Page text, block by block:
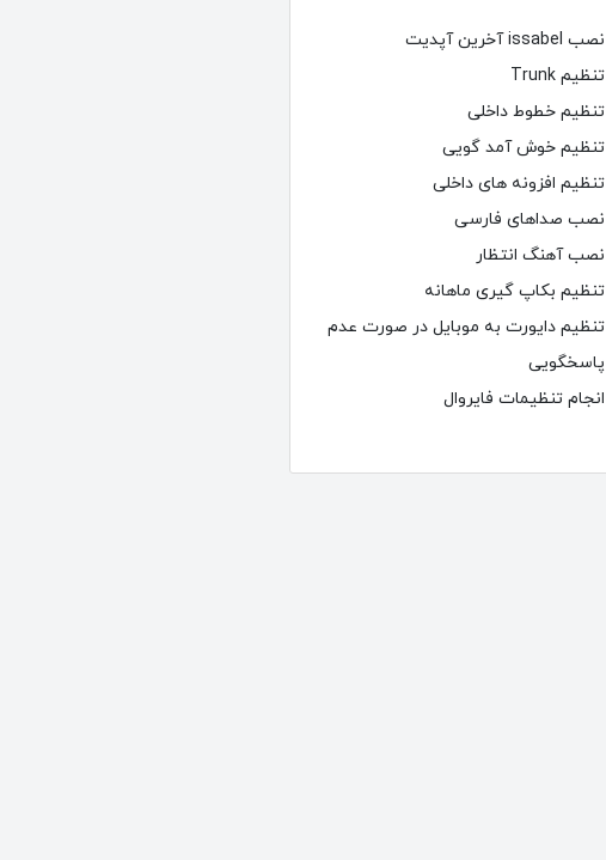
نصب issabel آخرین آپدیت
تنظیم Trunk
تنظیم خطوط داخلی
تنظیم خوش آمد گویی
تنظیم افزونه های داخلی
نصب صداهای فارسی
نصب آهنگ انتظار
تنظیم بکاپ گیری ماهانه
تنظیم دایورت به موبایل در صورت عدم
پاسخگویی
انجام تنظیمات فایروال